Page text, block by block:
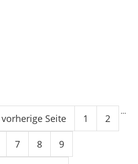
vorherige Seite 1 2
7 8 9
…